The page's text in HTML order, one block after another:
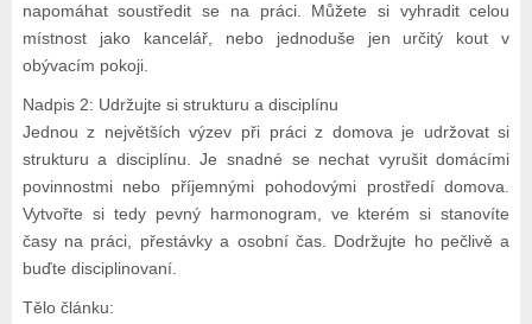
napomáhat soustředit se na práci. Můžete si vyhradit celou
místnost jako kancelář, nebo jednoduše jen určitý kout v
obývacím pokoji.
Nadpis 2: Udržujte si strukturu a disciplínu
Jednou z největších výzev při práci z domova je udržovat si
strukturu a disciplínu. Je snadné se nechat vyrušit domácími
povinnostmi nebo příjemnými pohodovými prostředí domova.
Vytvořte si tedy pevný harmonogram, ve kterém si stanovíte
časy na práci, přestávky a osobní čas. Dodržujte ho pečlivě a
buďte disciplinovaní.
Tělo článku: